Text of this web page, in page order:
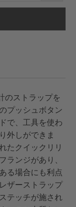
のストラップを
プッシュボタン
で、工具を使わ
外しができま
たクイックリリ
ランジがあり、
る場合にも利点
ザーストラップ
テッチが施され